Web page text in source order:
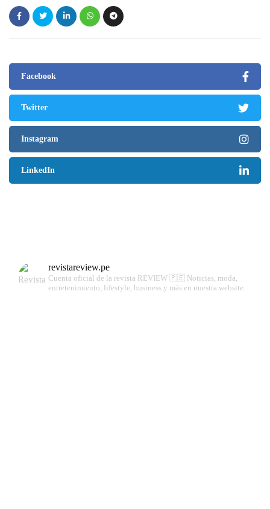
Facebook
Twitter
Instagram
LinkedIn
revistareview.pe
Cuenta oficial de la revista REVIEW 🇵🇪 Noticias, moda,
entretenimiento, lifestyle, business y más en nuestra website.